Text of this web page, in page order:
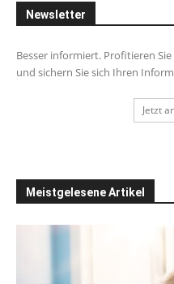
Newsletter
Besser informiert. Profitieren
und sichern Sie sich Ihren
Jetzt
Meistgelesene Artikel